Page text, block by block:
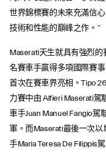
世界錦標賽的未來充滿信
技術和性能的巔峰之作。”
Maserati天生就具有強烈
名賽車手贏得多項國際賽
首次在賽車界亮相。Tipo
力賽中由 Alfieri Maserati駕
車手Juan Manuel Fangio
軍。而Maserati最後一次
手Maria Teresa De Filippis